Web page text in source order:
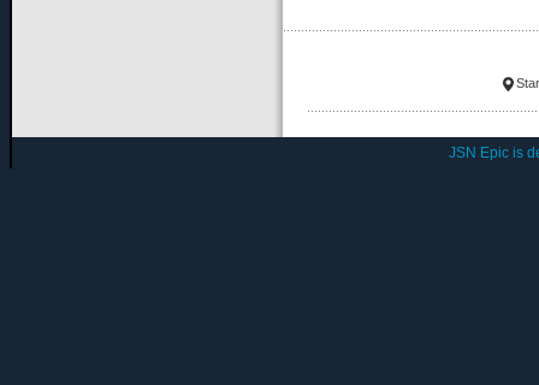
JSN Epic is